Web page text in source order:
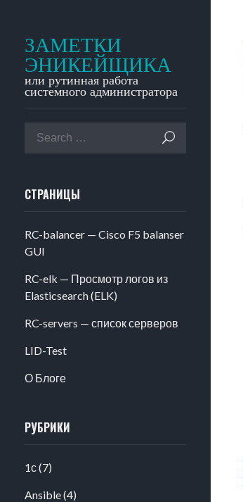
ЗАМЕТКИ
ЭНИКЕЙЩИКА
или рутинная работа
системного администратора
СТРАНИЦЫ
RC-balancer — Cisco F5 balanser
GUI
RC-elk — Просмотр логов из
Elasticsearch (ELK)
RC-servers — список серверов
LID-Test
О Блоге
РУБРИКИ
1с(7)
Ansible(4)